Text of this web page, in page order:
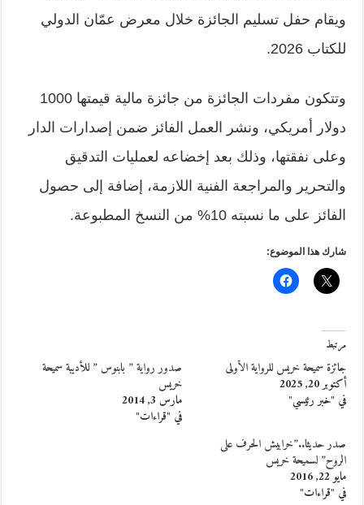
ويقام حفل تسليم الجائزة خلال معرض عمّان الدولي
للكتاب 2026.
وتتكون مفردات الجائزة من جائزة مالية قيمتها 1000
دولار أمريكي، ونشر العمل الفائز ضمن إصدارات الدار
وعلى نفقتها، وذلك بعد إخضاعه لعمليات التدقيق
والتحرير والمراجعة الفنية اللازمة، إضافة إلى حصول
الفائز على ما نسبته 10% من النسخ المطبوعة.
شارك هذا الموضوع:
مرتبط
جائزة سميحة خريس للرواية الأولى
أكتوبر 20, 2025
في "خبر رئيسي"
صدور رواية ” بابنوس ” للأديبة سميحة
خريس
مارس 3, 2014
في "قراءات"
صدر حديثا..”خرابيش الحرف على
الروح” لسميحة خريس
مايو 22, 2016
في "قراءات"